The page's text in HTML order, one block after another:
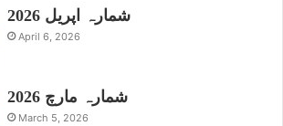
شمارہ اپریل 2026
April 6, 2026
شمارہ مارچ 2026
March 5, 2026